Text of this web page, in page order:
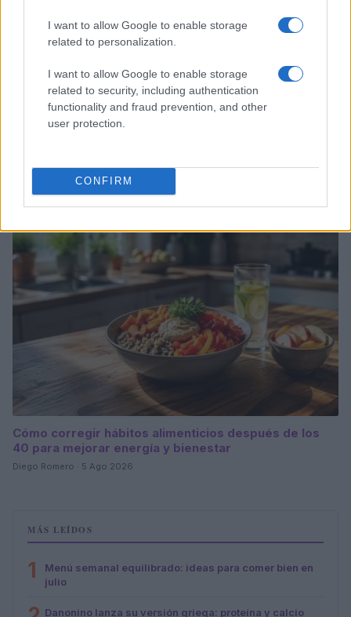
I want to allow Google to enable storage
related to personalization.
I want to allow Google to enable storage
related to security, including authentication
functionality and fraud prevention, and other
user protection.
CONFIRM
Diego Romero · 6 Ago 2026
Cómo corregir hábitos alimenticios después de los
40 para mejorar energía y bienestar
Diego Romero · 5 Ago 2026
MÁS LEÍDOS
1
Menú semanal equilibrado: ideas para comer bien en
julio
Danonino lanza su versión griega: proteína y calcio